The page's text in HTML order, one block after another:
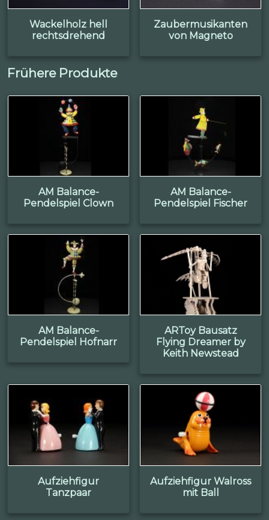
Wackelholz hell
rechtsdrehend
Zaubermusikanten
von Magneto
Frühere Produkte
AM Balance-
Pendelspiel Clown
AM Balance-
Pendelspiel Fischer
AM Balance-
Pendelspiel Hofnarr
ARToy Bausatz
Flying Dreamer by
Keith Newstead
Aufziehfigur
Tanzpaar
Aufziehfigur Walross
mit Ball